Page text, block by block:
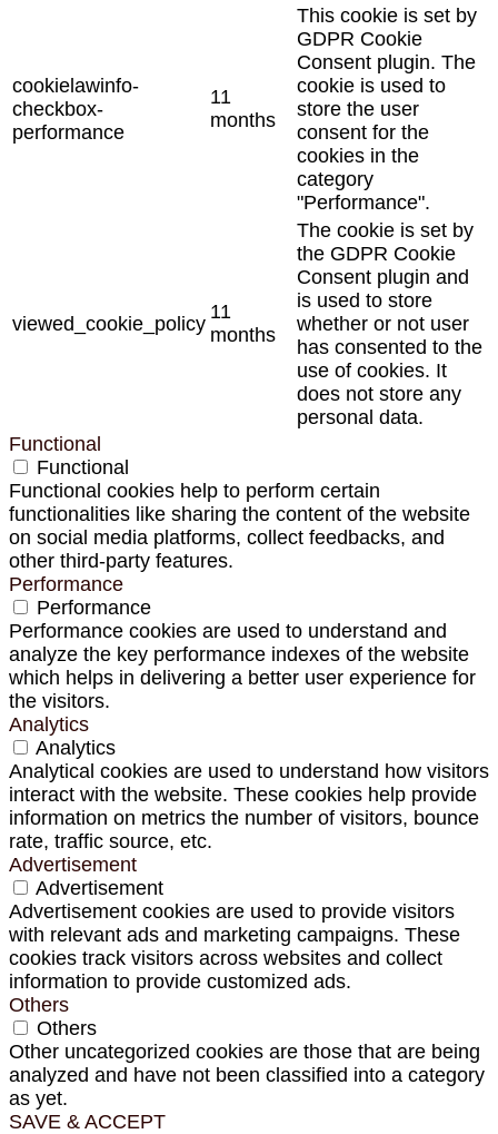
cookielawinfo-
checkbox-
performance
11
months
This cookie is set by
GDPR Cookie
Consent plugin. The
cookie is used to
store the user
consent for the
cookies in the
category
"Performance".
viewed_cookie_policy
11
months
The cookie is set by
the GDPR Cookie
Consent plugin and
is used to store
whether or not user
has consented to the
use of cookies. It
does not store any
personal data.
Functional
Functional
Functional cookies help to perform certain
functionalities like sharing the content of the website
on social media platforms, collect feedbacks, and
other third-party features.
Performance
Performance
Performance cookies are used to understand and
analyze the key performance indexes of the website
which helps in delivering a better user experience for
the visitors.
Analytics
Analytics
Analytical cookies are used to understand how visitors
interact with the website. These cookies help provide
information on metrics the number of visitors, bounce
rate, traffic source, etc.
Advertisement
Advertisement
Advertisement cookies are used to provide visitors
with relevant ads and marketing campaigns. These
cookies track visitors across websites and collect
information to provide customized ads.
Others
Others
Other uncategorized cookies are those that are being
analyzed and have not been classified into a category
as yet.
SAVE & ACCEPT